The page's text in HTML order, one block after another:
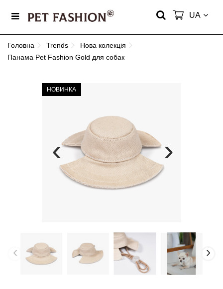
UA
Головна Trends
Нова колекція
Панама Pet Fashion Gold для собак
НОВИНКА